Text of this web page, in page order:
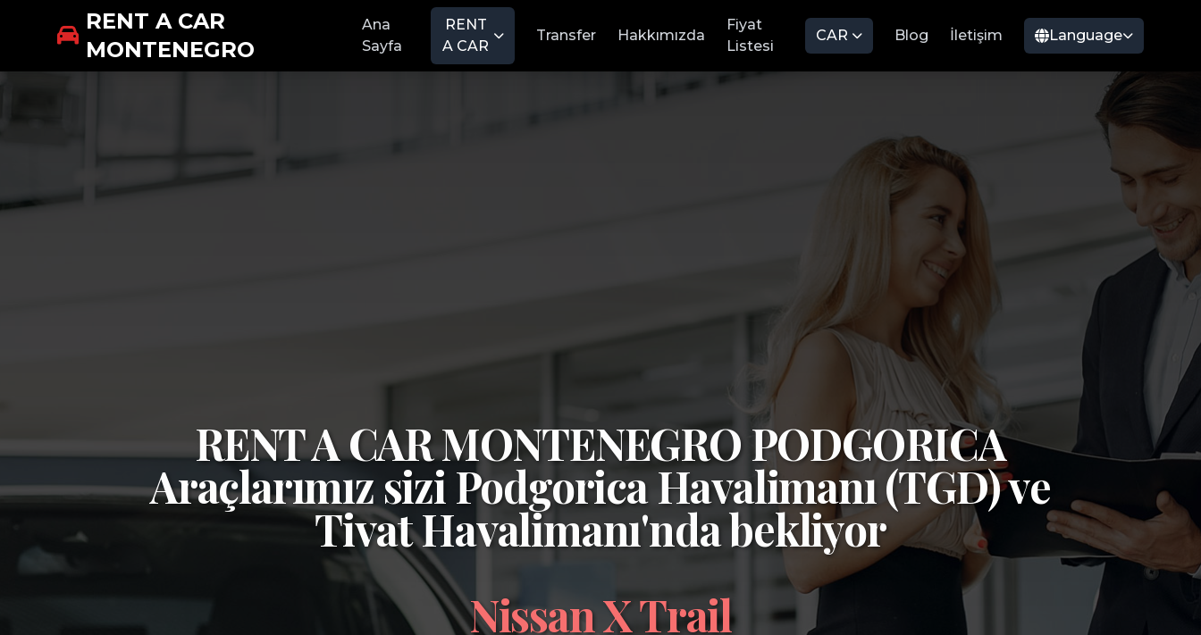
RENT A CAR
MONTENEGRO
Ana
Sayfa
RENT
A CAR
Transfer Hakkımızda
Fiyat
Listesi
CAR Blog İletişim Language
RENT A CAR MONTENEGRO PODGORICA
Araçlarımız sizi Podgorica Havalimanı (TGD)ve
Tivat Havalimanı'nda bekliyor
Nissan X Trail